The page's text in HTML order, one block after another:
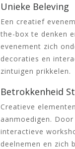
Unieke Beleving
Een creatief
the-box te denken
evenement zich
decoraties en
zintuigen prikkelen.
Betrokkenheid
Creatieve
aanmoedigen.
interactieve
deelnemen en zich